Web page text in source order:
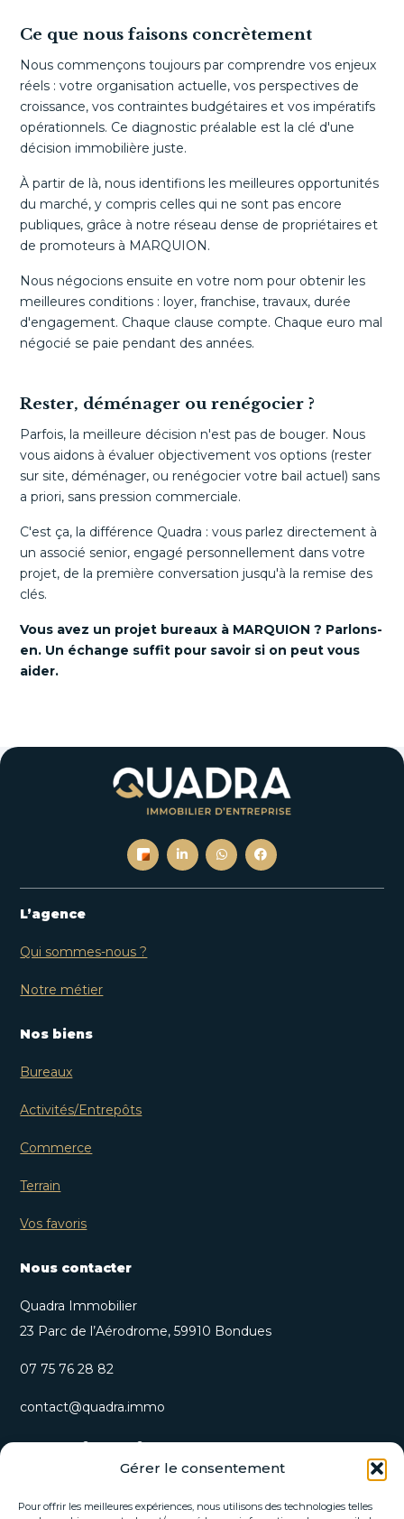
Gérer le consentement
Pour offrir les meilleures expériences, nous utilisons des technologies telles
Ce que nous faisons concrètement
Nous commençons toujours par comprendre vos enjeux
réels : votre organisation actuelle, vos perspectives de
croissance, vos contraintes budgétaires et vos impératifs
opérationnels. Ce diagnostic préalable est la clé d'une
décision immobilière juste.
À partir de là, nous identifions les meilleures opportunités
du marché, y compris celles qui ne sont pas encore
publiques, grâce à notre réseau dense de propriétaires et
de promoteurs à MARQUION.
Nous négocions ensuite en votre nom pour obtenir les
meilleures conditions : loyer, franchise, travaux, durée
d'engagement. Chaque clause compte. Chaque euro mal
négocié se paie pendant des années.
Rester, déménager ou renégocier ?
Parfois, la meilleure décision n'est pas de bouger. Nous
vous aidons à évaluer objectivement vos options (rester
sur site, déménager, ou renégocier votre bail actuel) sans
a priori, sans pression commerciale.
C'est ça, la différence Quadra : vous parlez directement à
un associé senior, engagé personnellement dans votre
projet, de la première conversation jusqu'à la remise des
clés.
Vous avez un projet bureaux à MARQUION ? Parlons-
en. Un échange suffit pour savoir si on peut vous
aider.
L’agence
Qui sommes-nous ?
Notre métier
Nos biens
Bureaux
Activités/Entrepôts
Commerce
Terrain
Vos favoris
Nous contacter
Quadra Immobilier
23 Parc de l’Aérodrome, 59910 Bondues
07 75 76 28 82
contact@quadra.immo
S’inscrire à notre newsletter
Recevez nos opportunités immobilières et actualités
directement par email.